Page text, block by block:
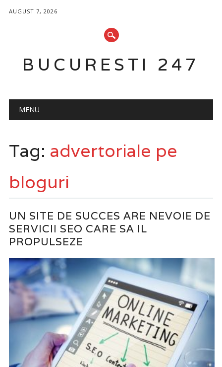
AUGUST 7, 2026
BUCURESTI 247
Main menu
MENU
Tag: advertoriale pe
bloguri
UN SITE DE SUCCES ARE NEVOIE DE
SERVICII SEO CARE SA IL
PROPULSEZE